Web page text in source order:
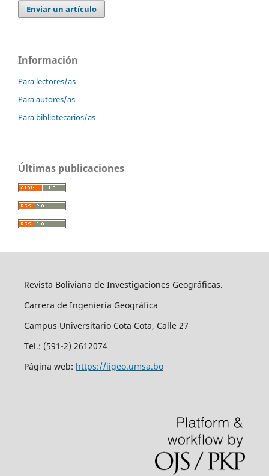
Enviar un artículo
Información
Para lectores/as
Para autores/as
Para bibliotecarios/as
Últimas publicaciones
Revista Boliviana de Investigaciones Geográficas.
Carrera de Ingeniería Geográfica
Campus Universitario Cota Cota, Calle 27
Tel.: (591-2) 2612074
Página web: https://iigeo.umsa.bo